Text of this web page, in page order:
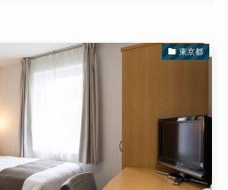
東京都